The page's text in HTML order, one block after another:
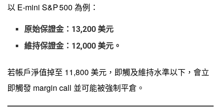
以 E‑mini S&P 500 為例：
原始保證金：13,200 美元
維持保證金：12,000 美元。
若帳戶淨值掉至 11,800 美元，即觸及維持水準以下，會立
即觸發 margin call 並可能被強制平倉。